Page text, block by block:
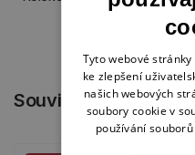
Související produkty
Tyto webové
ke zlepšení
našich webových
soubory cookie v
používání